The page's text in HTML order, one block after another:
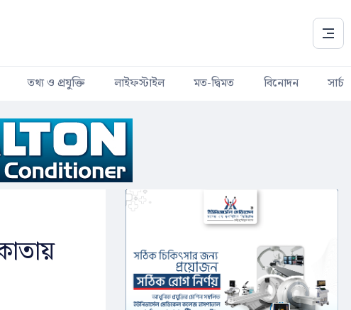
তথ্য ও প্রযুক্তি লাইফস্টাইল মত-দ্বিমত বিনোদন সার্চ